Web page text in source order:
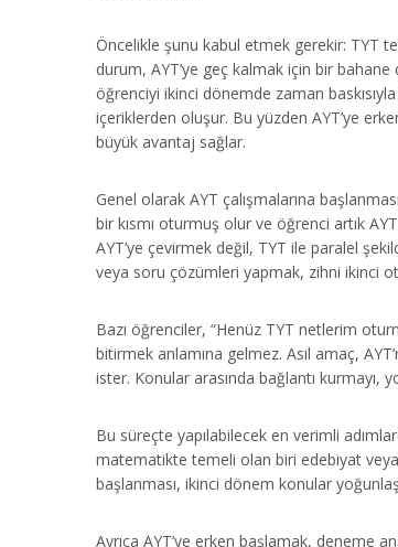
Öncelikle şunu kabul etmek gerekir: TYT
durum, AYT’ye geç kalmak için bir bahane
öğrenciyi ikinci dönemde zaman
içeriklerden oluşur. Bu yüzden AYT’ye
büyük avantaj sağlar.
Genel olarak AYT çalışmalarına
bir kısmı oturmuş olur ve öğrenci artık
AYT’ye çevirmek değil, TYT ile paralel
veya soru çözümleri yapmak, zihni ikinci
Bazı öğrenciler, “Henüz TYT netlerim
bitirmek anlamına gelmez. Asıl amaç,
ister. Konular arasında bağlantı kurmayı,
Bu süreçte yapılabilecek en verimli
matematikte temeli olan biri edebiyat
başlanması, ikinci dönem konular
Ayrıca AYT’ye erken başlamak, deneme